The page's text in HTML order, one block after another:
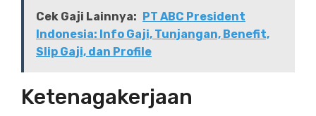
Cek Gaji Lainnya:
PT ABC President
Indonesia: Info Gaji, Tunjangan, Benefit,
Slip Gaji, dan Profile
Ketenagakerjaan